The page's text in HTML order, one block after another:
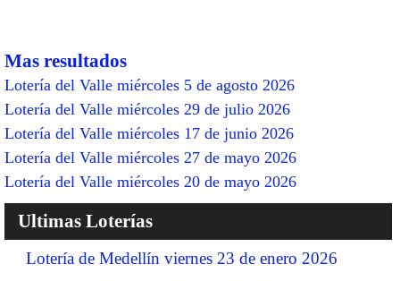
Mas resultados
Lotería del Valle miércoles 5 de agosto 2026
Lotería del Valle miércoles 29 de julio 2026
Lotería del Valle miércoles 17 de junio 2026
Lotería del Valle miércoles 27 de mayo 2026
Lotería del Valle miércoles 20 de mayo 2026
Ultimas Loterías
Lotería de Medellín viernes 23 de enero 2026